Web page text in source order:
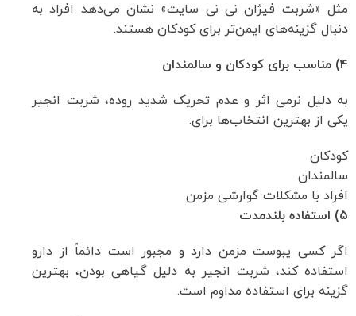
مثل «شربت فیژان نی نی سایت» نشان می‌دهد افراد به
دنبال گزینه‌های ایمن‌تر برای کودکان هستند.
۴) مناسب برای کودکان و سالمندان
به دلیل نرمی اثر و عدم تحریک شدید روده، شربت انجیر
یکی از بهترین انتخاب‌ها برای:
کودکان
سالمندان
افراد با مشکلات گوارشی مزمن
۵) استفاده بلندمدت
اگر کسی یبوست مزمن دارد و مجبور است دائماً از دارو
استفاده کند، شربت انجیر به دلیل گیاهی بودن، بهترین
گزینه برای استفاده مداوم است.